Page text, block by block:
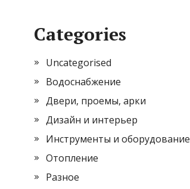
Categories
Uncategorised
Водоснабжение
Двери, проемы, арки
Дизайн и интерьер
Инструменты и оборудование
Отопление
Разное